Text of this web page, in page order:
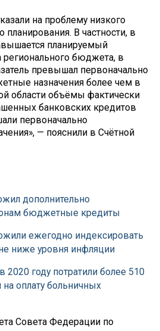
на проблему низкого
В частности, в
планируемый
регионального бюджета, в
превышал первоначально
назначения более чем в
области объёмы фактически
банковских кредитов
первоначально
— пояснили в Счётной
дополнительно
бюджетные кредиты
ежегодно индексировать
ниже уровня инфляции
году потратили более 510
оплату больничных
Совета Федерации по